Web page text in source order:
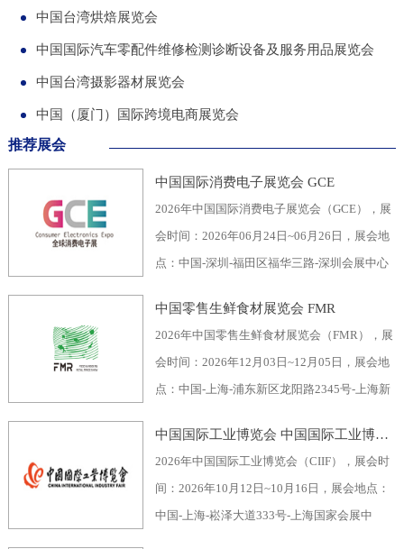
中国台湾烘焙展览会
中国国际汽车零配件维修检测诊断设备及服务用品展览会
中国台湾摄影器材展览会
中国（厦门）国际跨境电商展览会
推荐展会
中国国际消费电子展览会 GCE
2026年中国国际消费电子展览会（GCE），展
会时间：2026年06月24日~06月26日，展会地
点：中国-深圳-福田区福华三路-深圳会展中心
深圳振华展览有限公司，举办周期：一年一
届，展会面积：40000平米，参展观众：60000
人，参展商数量及参展品牌达到400家。2026
全球消费电子展暨深圳国际消费电子展览
会“GCE”，致力于为全球消费电子生产企业、
中国零售生鲜食材展览会 FMR
2026年中国零售生鲜食材展览会（FMR），展
会时间：2026年12月03日~12月05日，展会地
点：中国-上海-浦东新区龙阳路2345号-上海新
企业协会自有品牌专业委员会，举办周期：一
年一届，展会面积：70000平米，参展观众：
30000人，参展商数量及参展品牌达到1500
家。中国零售生鲜食材展览会FMR（国际生鲜
中国国际工业博览会 中国国际工业博览会 CIIF
2026年中国国际工业博览会（CIIF），展会时
间：2026年10月12日~10月16日，展会地点：
中国-上海-崧泽大道333号-上海国家会展中